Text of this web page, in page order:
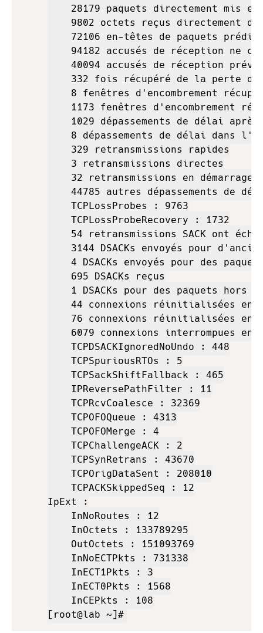
28179 paquets directement mis
9802 octets reçus directement
72106 en-têtes de paquets
94182 accusés de réception ne
40094 accusés de réception
332 fois récupéré de la perte
8 fenêtres d'encombrement
1173 fenêtres d'encombrement
1029 dépassements de délai
8 dépassements de délai dans
    329 retransmissions rapides
    3 retransmissions directes
32 retransmissions en démarrage
44785 autres dépassements de
    TCPLossProbes : 9763
    TCPLossProbeRecovery : 1732
54 retransmissions SACK ont
3144 DSACKs envoyés pour
4 DSACKs envoyés pour des
    695 DSACKs reçus
1 DSACKs pour des paquets hors
44 connexions réinitialisées en
76 connexions réinitialisées en
6079 connexions interrompues en
    TCPDSACKIgnoredNoUndo : 448
    TCPSpuriousRTOs : 5
    TCPSackShiftFallback : 465
    IPReversePathFilter : 11
    TCPRcvCoalesce : 32369
    TCPOFOQueue : 4313
    TCPOFOMerge : 4
    TCPChallengeACK : 2
    TCPSynRetrans : 43670
    TCPOrigDataSent : 208010
    TCPACKSkippedSeq : 12
IpExt :
    InNoRoutes : 12
    InOctets : 133789295
    OutOctets : 151093769
    InNoECTPkts : 731338
    InECT1Pkts : 3
    InECT0Pkts : 1568
    InCEPkts : 108
[root@lab ~]#